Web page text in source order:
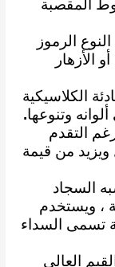
المقصبة
الرموز
الأزهار
الكلاسيكية
وتنوعها.
التقدم
من قيمة
السجاد
، ويستخدم
تسمى السداء
العالي